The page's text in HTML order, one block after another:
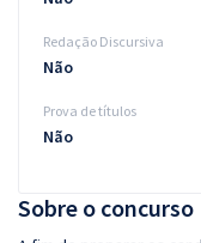
Sobre o concurso
Redação Discursiva
Não
Prova de títulos
Não